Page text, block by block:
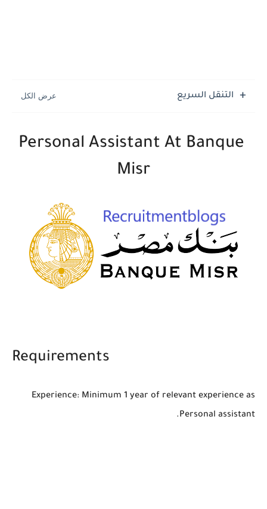
التنقل السريع
Personal Assistant At Banque
Misr
Requirements
Experience: Minimum 1 year of relevant experience as
Personal assistant.